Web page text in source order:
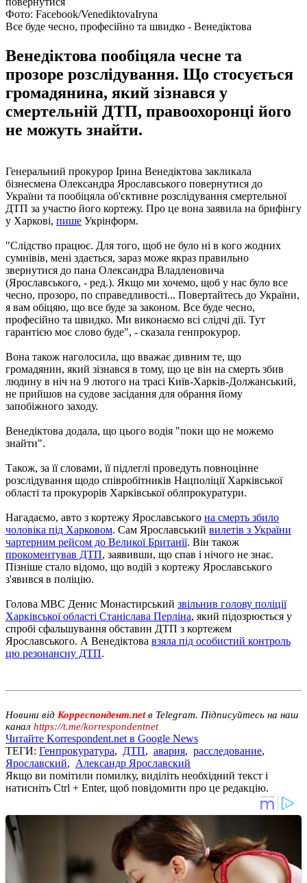
Фото: Facebook/VenediktovaIryna
Все буде чесно, професійно та швидко - Венедіктова
Венедіктова пообіцяла чесне та
прозоре розслідування. Що стосується
громадянина, який зізнався у
смертельній ДТП, правоохоронці його
не можуть знайти.
Генеральний прокурор Ірина Венедіктова закликала
бізнесмена Олександра Ярославського повернутися до
України та пообіцяла об'єктивне розслідування смертельної
ДТП за участю його кортежу. Про це вона заявила на брифінгу
у Харкові, пише Укрінформ.
"Слідство працює. Для того, щоб не було ні в кого жодних
сумнівів, мені здається, зараз може якраз правильно
звернутися до пана Олександра Владленовича
(Ярославського, - ред.). Якщо ми хочемо, щоб у нас було все
чесно, прозоро, по справедливості... Повертайтесь до України,
я вам обіцяю, що все буде за законом. Все буде чесно,
професійно та швидко. Ми виконаємо всі слідчі дії. Тут
гарантією моє слово буде", - сказала генпрокурор.
Вона також наголосила, що вважає дивним те, що
громадянин, який зізнався в тому, що це він на смерть збив
людину в ніч на 9 лютого на трасі Київ-Харків-Должанський,
не прийшов на судове засідання для обрання йому
запобіжного заходу.
Венедіктова додала, що цього водія "поки що не можемо
знайти".
Також, за її словами, її підлеглі проведуть повноцінне
розслідування щодо співробітників Нацполіції Харківської
області та прокурорів Харківської облпрокуратури.
Нагадаємо, авто з кортежу Ярославського на смерть збило
чоловіка під Харковом. Сам Ярославський вилетів з України
чартерним рейсом до Великої Британії. Він також
прокоментував ДТП, заявивши, що спав і нічого не знає.
Пізніше стало відомо, що водій з кортежу Ярославського
з'явився в поліцію.
Голова МВС Денис Монастирський звільнив голову поліції
Харківської області Станіслава Перліна, який підозрюється у
спробі сфальшування обставин ДТП з кортежем
Ярославського. А Венедіктова взяла під особистий контроль
цю резонансну ДТП.
Новини від Корреспондент.netв Telegram. Підписуйтесь на наш
канал https://t.me/korrespondentnet
Читайте Korrespondent.net в Google News
ТЕГИ: Генпрокуратура, ДТП, авария, расследование,
Ярославский, Александр Ярославский
Якщо ви помітили помилку, виділіть необхідний текст і
натисніть Ctrl + Enter, щоб повідомити про це редакцію.